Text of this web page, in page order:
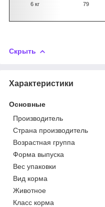
6 кг 79
Скрыть
Характеристики
Основные
Производитель
Страна производитель
Возрастная группа
Форма выпуска
Вес упаковки
Вид корма
Животное
Класс корма